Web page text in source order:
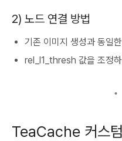
2) 노드 연결 방법
기존 이미지 생성과 동일
rel_l1_thresh 값을 조정
TeaCache 커스